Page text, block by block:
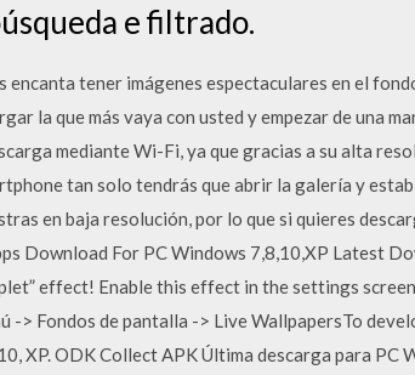
e filtrado.
encanta tener imágenes espectaculares en el
la que más vaya con usted y empezar de una
mediante Wi-Fi, ya que gracias a su alta
tan solo tendrás que abrir la galería y
en baja resolución, por lo que si quieres
Download For PC Windows 7,8,10,XP Latest
effect! Enable this effect in the settings
-> Fondos de pantalla -> Live WallpapersTo
XP. ODK Collect APK Última descarga para PC